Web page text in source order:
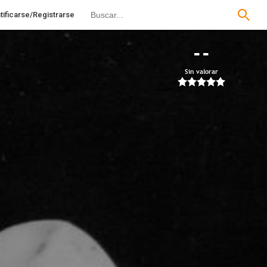
Registrarse
--
Sin valorar